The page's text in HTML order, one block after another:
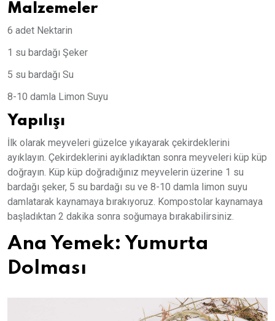
Malzemeler
6 adet Nektarin
1 su bardağı Şeker
5 su bardağı Su
8-10 damla Limon Suyu
Yapılışı
İlk olarak meyveleri güzelce yıkayarak çekirdeklerini
ayıklayın. Çekirdeklerini ayıkladıktan sonra meyveleri küp küp
doğrayın. Küp küp doğradığınız meyvelerin üzerine 1 su
bardağı şeker, 5 su bardağı su ve 8-10 damla limon suyu
damlatarak kaynamaya bırakıyoruz. Kompostolar kaynamaya
başladıktan 2 dakika sonra soğumaya bırakabilirsiniz.
Ana Yemek: Yumurta
Dolması